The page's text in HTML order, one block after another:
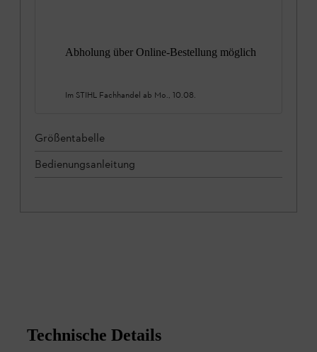
Abholung über Online-Bestellung möglich
Im STIHL Fachhandel ab Mo., 10.08.
Größentabelle
Bedienungsanleitung
Technische Details